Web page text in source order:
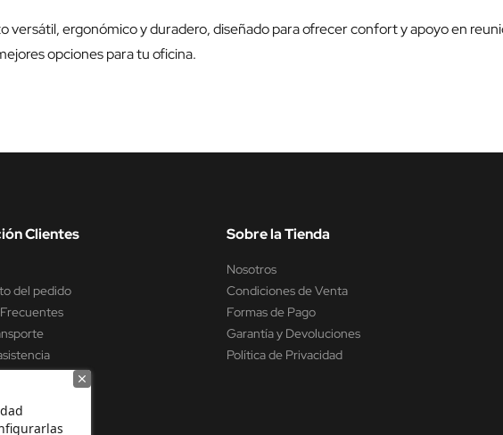
versátil, ergonómico y duradero, diseñado para ofrecer confort y apoyo en
opciones para tu oficina.
Clientes
del pedido
Sobre la Tienda
Nosotros
Condiciones de Venta
Formas de Pago
Garantía y Devoluciones
Política de Privacidad